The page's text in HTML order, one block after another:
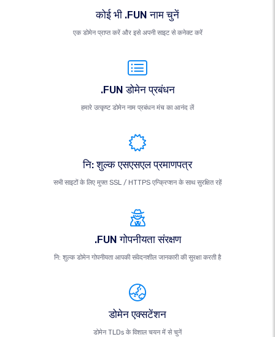
कोई भी .FUN नाम चुनें
एक डोमेन प्राप्त करें और इसे अपनी साइट से कनेक्ट करें
.FUN डोमेन प्रबंधन
हमारे उत्कृष्ट डोमेन नाम प्रबंधन मंच का आनंद लें
नि: शुल्क एसएसएल प्रमाणपत्र
सभी साइटों के लिए मुफ्त SSL / HTTPS एन्क्रिप्शन के साथ सुरक्षित रहें
.FUN गोपनीयता संरक्षण
नि: शुल्क डोमेन गोपनीयता आपकी संवेदनशील जानकारी की सुरक्षा करती है
डोमेन एक्सटेंशन
डोमेन TLDs के विशाल चयन में से चुनें